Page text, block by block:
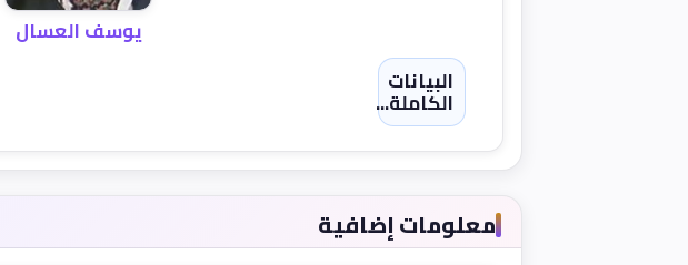
يوسف العسال
البيانات
الكاملة...
معلومات إضافية